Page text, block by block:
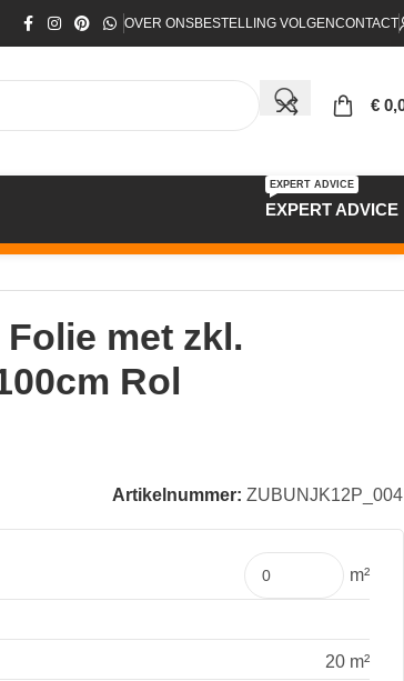
OVER ONSBESTELLING VOLGENCONTACT
€
EXPERT ADVICE
EXPERT ADVICE
met zkl.
Rol
Artikelnummer:ZUBUNJK12P_004
m²
20 m²